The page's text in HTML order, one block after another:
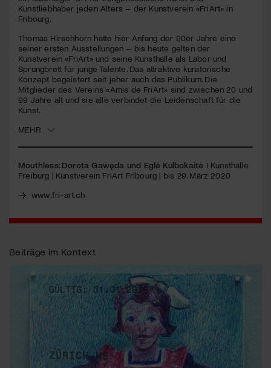
seconds
Kunstliebhaber jeden Alters – der Kunstverein «FriArt» in
Fribourg.
Thomas Hirschhorn hatte hier Anfang der 90er Jahre eine
seiner ersten Ausstellungen – bis heute gelten der
Kunstverein «FriArt» und seine Kunsthalle als Labor und
Sprungbrett für junge Talente. Das attraktive kuratorische
Konzept begeistert seit jeher auch das Publikum. Die
Mitglieder des Vereins «Amis de FriArt» sind zwischen 20 und
99 Jahre alt und sie alle verbindet die Leidenschaft für die
Kunst.
MEHR
Mouthless: Dorota Gawęda und Eglė Kulbokaitė I Kunsthalle
Freiburg | Kunstverein FriArt Fribourg | bis 29. März 2020
www.fri-art.ch
Beiträge im Kontext
Jetzt Mitglied werden